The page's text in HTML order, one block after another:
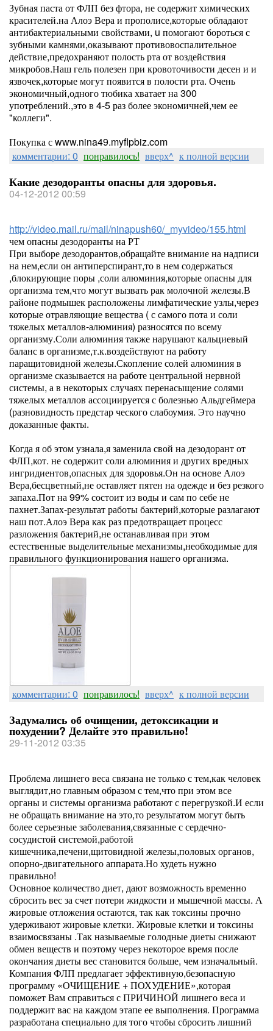
Зубная паста от ФЛП без фтора, не содержит химических
красителей.на Алоэ Вера и прополисе,которые обладают
антибактериальными свойствами, u помогают бороться с
зубными камнями,оказывают противовоспалительное
действие,предохраняют полость рта от воздействия
микробов.Наш гель полезен при кровоточивости десен и и
язвочек,которые могут появится в полости рта. Очень
экономичный,одного тюбика хватает на 300
употреблений.,это в 4-5 раз более экономичней,чем ее
"коллеги".
Покупка с www.nina49.myflpbiz.com
комментарии: 0 понравилось! вверх^ к полной версии
Какие дезодоранты опасны для здоровья.
04-12-2012 00:59
http://video.mail.ru/mail/ninapush60/_myvideo/155.html
чем опасны дезодоранты на РТ
При выборе дезодорантов,обращайте внимание на надписи
на нем,если он антиперспирант,то в нем содержаться
,блокирующие поры ,соли алюминия,которые опасны для
организма тем,что могут вызвать рак молочной железы.В
районе подмышек расположены лимфатические узлы,через
которые отравляющие вещества ( с самого пота и соли
тяжелых металлов-алюминия) разносятся по всему
организму.Соли алюминия также нарушают кальциевый
баланс в организме,т.к.воздействуют на работу
паращитовидной железы.Скопление солей алюминия в
организме сказывается на работе центральной нервной
системы, а в некоторых случаях перенасыщение солями
тяжелых металлов ассоциируется с болезнью Альдгеймера
(разновидность предстар ческого слабоумия. Это научно
доказанные факты.
Когда я об этом узнала,я заменила свой на дезодорант от
ФЛП,кот. не содержит соли алюминия и других вредных
ингридиентов,опасных для здоровья.Он на основе Алоэ
Вера,бесцветный,не оставляет пятен на одежде и без резкого
запаха.Пот на 99% состоит из воды и сам по себе не
пахнет.Запах-результат работы бактерий,которые разлагают
наш пот.Алоэ Вера как раз предотвращает процесс
разложения бактерий,не останавливая при этом
естественные выделительные механизмы,необходимые для
правильного функционирования нашего организма.
комментарии: 0 понравилось! вверх^ к полной версии
Задумались об очищении, детоксикации и
похудении? Делайте это правильно!
29-11-2012 03:35
Проблема лишнего веса связана не только с тем,как человек
выглядит,но главным образом с тем,что при этом все
органы и системы организма работают с перегрузкой.И если
не обращать внимание на это,то результатом могут быть
более серьезные заболевания,связанные с сердечно-
сосудистой системой,работой
кишечника,печени,щитовидной железы,половых органов,
опорно-двигательного аппарата.Но худеть нужно
правильно!
Основное количество диет, дают возможность временно
сбросить вес за счет потери жидкости и мышечной массы. А
жировые отложения остаются, так как токсины прочно
удерживают жировые клетки. Жировые клетки и токсины
взаимосвязаны .Так называемые голодные диеты снижают
обмен веществ и поэтому через некоторое время после
окончания диеты вес становится больше, чем изначальный.
Компания ФЛП предлагает эффективную,безопасную
программу «ОЧИЩЕНИЕ + ПОХУДЕНИЕ»,которая
поможет Вам справиться с ПРИЧИНОЙ лишнего веса и
поддержит вас на каждом этапе ее выполнения. Программа
разработана специально для того чтобы сбросить лишний